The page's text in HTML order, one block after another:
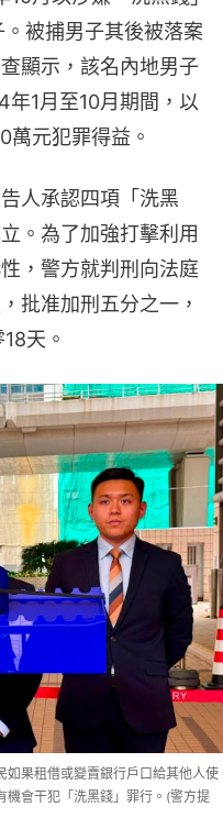
被捕男子其後被落案
顯示，該名內地男子
1月至10月期間，以
元犯罪得益。
人承認四項「洗黑
。為了加強打擊利用
，警方就判刑向法庭
批准加刑五分之一，
天。
如果租借或變賣銀行戶口給其他人使
機會干犯「洗黑錢」罪行。(警方提